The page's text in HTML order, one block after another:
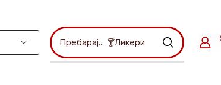
Пребарај... 🥃Текила